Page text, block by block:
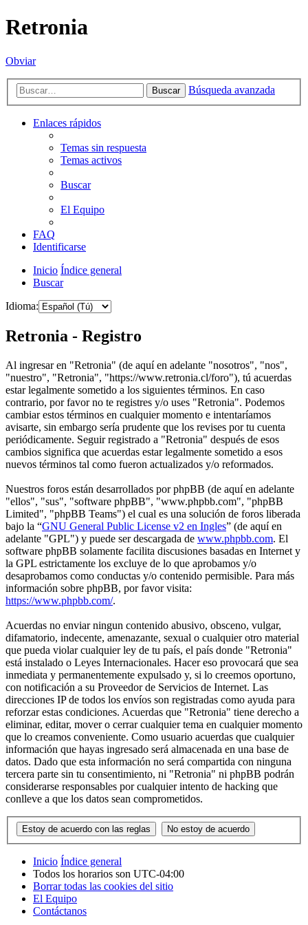
Retronia
Obviar
Buscar Búsqueda avanzada
Enlaces rápidos
Temas sin respuesta
Temas activos
Buscar
El Equipo
FAQ
Identificarse
Inicio Índice general
Buscar
Idioma:
Retronia - Registro
Al ingresar en "Retronia" (de aquí en adelante "nosotros", "nos",
"nuestro", "Retronia", "https://www.retronia.cl/foro"), tú acuerdas
estar legalmente sometido a los siguientes términos. En caso
contrario, por favor no te registres y/o uses "Retronia". Podemos
cambiar estos términos en cualquier momento e intentaríamos
avisarte, sin embargo sería prudente que los revises por tu cuenta
periódicamente. Seguir registrado a "Retronia" después de esos
cambios significa que acuerdas estar legalmente sometido a esos
nuevos términos tal como fueron actualizados y/o reformados.
Nuestros foros están desarrollados por phpBB (de aquí en adelante
"ellos", "sus", "software phpBB", "www.phpbb.com", "phpBB
Limited", "phpBB Teams") el cual es una solución de foros liberada
bajo la “GNU General Public License v2 en Ingles” (de aquí en
adelante "GPL") y puede ser descargada de www.phpbb.com. El
software phpBB solamente facilita discusiones basadas en Internet y
la GPL estrictamente los excluye de lo que aprobamos y/o
desaprobamos como conductas y/o contenido permisible. Para más
información sobre phpBB, por favor visita:
https://www.phpbb.com/.
Acuerdas no enviar ningun contenido abusivo, obsceno, vulgar,
difamatorio, indecente, amenazante, sexual o cualquier otro material
que pueda violar cualquier ley de tu país, el país donde "Retronia"
está instalado o Leyes Internacionales. Hacer eso provocará que sea
inmediata y permanentemente expulsado y, si lo creemos oportuno,
con notificación a su Proveedor de Servicios de Internet. Las
direcciones IP de todos los envíos son registradas como ayuda para
reforzar estas condiciones. Acuerdas que "Retronia" tiene derecho a
eliminar, editar, mover o cerrar cualquier tema en cualquier momento
que lo creamos conveniente. Como usuario acuerdas que cualquier
información que hayas ingresado será almacenada en una base de
datos. Dado que esta información no será compartida con ninguna
tercera parte sin tu consentimiento, ni "Retronia" ni phpBB podrán
considerarse responsables por cualquier intento de hacking que
conlleve a que los datos sean comprometidos.
Inicio Índice general
Todos los horarios son UTC-04:00
Borrar todas las cookies del sitio
El Equipo
Contáctanos